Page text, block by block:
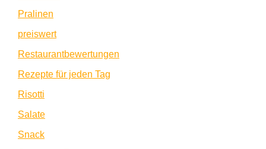
Pralinen
preiswert
Restaurantbewertungen
Rezepte für jeden Tag
Risotti
Salate
Snack